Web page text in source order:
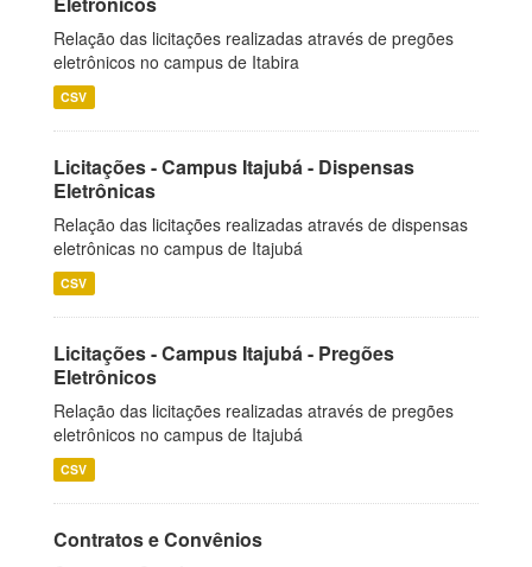
Relação das licitações realizadas através de pregões
eletrônicos no campus de Itabira
CSV
Licitações - Campus Itajubá - Dispensas
Eletrônicas
Relação das licitações realizadas através de dispensas
eletrônicas no campus de Itajubá
CSV
Licitações - Campus Itajubá - Pregões
Eletrônicos
Relação das licitações realizadas através de pregões
eletrônicos no campus de Itajubá
CSV
Contratos e Convênios